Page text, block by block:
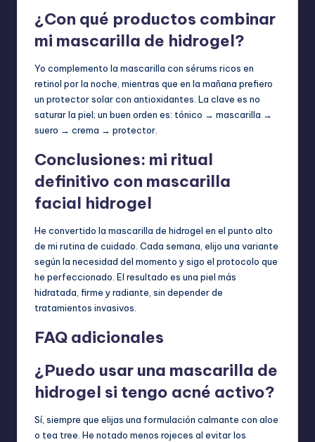
¿Con qué productos combinar
mi mascarilla de hidrogel?
Yo complemento la mascarilla con sérums ricos en
retinol por la noche, mientras que en la mañana prefiero
un protector solar con antioxidantes. La clave es no
saturar la piel; un buen orden es: tónico → mascarilla →
suero → crema → protector.
Conclusiones: mi ritual
definitivo con mascarilla
facial hidrogel
He convertido la mascarilla de hidrogel en el punto alto
de mi rutina de cuidado. Cada semana, elijo una variante
según la necesidad del momento y sigo el protocolo que
he perfeccionado. El resultado es una piel más
hidratada, firme y radiante, sin depender de
tratamientos invasivos.
FAQ adicionales
¿Puedo usar una mascarilla de
hidrogel si tengo acné activo?
Sí, siempre que elijas una formulación calmante con aloe
o tea tree. He notado menos rojeces al evitar los